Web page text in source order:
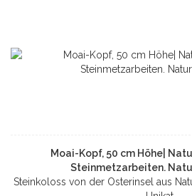
Moai-Kopf, 50 cm Höhe|
Steinmetzarbeiten.
Steinkoloss von der Osterinsel aus